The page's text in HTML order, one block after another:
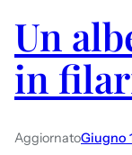
Un
in
AggiornatoGiugno